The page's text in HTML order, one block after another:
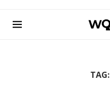
TAG: